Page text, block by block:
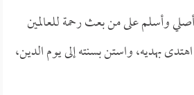
وأسلم على من بعث رحمة للعالمين
بهديه، واستن بسنته إلى يوم الدين،